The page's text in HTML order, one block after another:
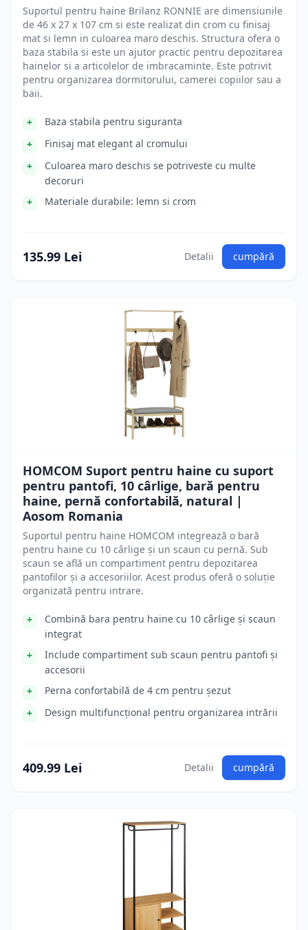
Suportul pentru haine Brilanz RONNIE are dimensiunile
de 46 x 27 x 107 cm si este realizat din crom cu finisaj
mat si lemn in culoarea maro deschis. Structura ofera o
baza stabila si este un ajutor practic pentru depozitarea
hainelor si a articolelor de imbracaminte. Este potrivit
pentru organizarea dormitorului, camerei copiilor sau a
baii.
Baza stabila pentru siguranta
Finisaj mat elegant al cromului
Culoarea maro deschis se potriveste cu multe
decoruri
Materiale durabile: lemn si crom
135.99 Lei Detalii cumpără
HOMCOM Suport pentru haine cu suport
pentru pantofi, 10 cârlige, bară pentru
haine, pernă confortabilă, natural |
Aosom Romania
Suportul pentru haine HOMCOM integrează o bară
pentru haine cu 10 cârlige și un scaun cu pernă. Sub
scaun se află un compartiment pentru depozitarea
pantofilor și a accesoriilor. Acest produs oferă o soluție
organizată pentru intrare.
Combină bara pentru haine cu 10 cârlige și scaun
integrat
Include compartiment sub scaun pentru pantofi și
accesorii
Perna confortabilă de 4 cm pentru șezut
Design multifuncțional pentru organizarea intrării
409.99 Lei Detalii cumpără